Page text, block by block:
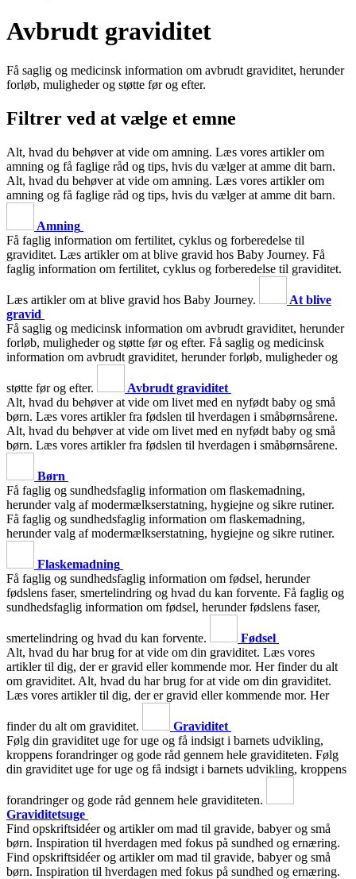
Avbrudt graviditet
Få saglig og medicinsk information om avbrudt graviditet, herunder
forløb, muligheder og støtte før og efter.
Filtrer ved at vælge et emne
Alt, hvad du behøver at vide om amning. Læs vores artikler om
amning og få faglige råd og tips, hvis du vælger at amme dit barn.
Alt, hvad du behøver at vide om amning. Læs vores artikler om
amning og få faglige råd og tips, hvis du vælger at amme dit barn.
Amning
Få faglig information om fertilitet, cyklus og forberedelse til
graviditet. Læs artikler om at blive gravid hos Baby Journey. Få
faglig information om fertilitet, cyklus og forberedelse til graviditet.
Læs artikler om at blive gravid hos Baby Journey.
At blive
gravid
Få saglig og medicinsk information om avbrudt graviditet, herunder
forløb, muligheder og støtte før og efter. Få saglig og medicinsk
information om avbrudt graviditet, herunder forløb, muligheder og
støtte før og efter.
Avbrudt graviditet
Alt, hvad du behøver at vide om livet med en nyfødt baby og små
børn. Læs vores artikler fra fødslen til hverdagen i småbørnsårene.
Alt, hvad du behøver at vide om livet med en nyfødt baby og små
børn. Læs vores artikler fra fødslen til hverdagen i småbørnsårene.
Børn
Få faglig og sundhedsfaglig information om flaskemadning,
herunder valg af modermælkserstatning, hygiejne og sikre rutiner.
Få faglig og sundhedsfaglig information om flaskemadning,
herunder valg af modermælkserstatning, hygiejne og sikre rutiner.
Flaskemadning
Få faglig og sundhedsfaglig information om fødsel, herunder
fødslens faser, smertelindring og hvad du kan forvente. Få faglig og
sundhedsfaglig information om fødsel, herunder fødslens faser,
smertelindring og hvad du kan forvente.
Fødsel
Alt, hvad du har brug for at vide om din graviditet. Læs vores
artikler til dig, der er gravid eller kommende mor. Her finder du alt
om graviditet. Alt, hvad du har brug for at vide om din graviditet.
Læs vores artikler til dig, der er gravid eller kommende mor. Her
finder du alt om graviditet.
Graviditet
Følg din graviditet uge for uge og få indsigt i barnets udvikling,
kroppens forandringer og gode råd gennem hele graviditeten. Følg
din graviditet uge for uge og få indsigt i barnets udvikling, kroppens
forandringer og gode råd gennem hele graviditeten.
Graviditetsuge
Find opskriftsidéer og artikler om mad til gravide, babyer og små
børn. Inspiration til hverdagen med fokus på sundhed og ernæring.
Find opskriftsidéer og artikler om mad til gravide, babyer og små
børn. Inspiration til hverdagen med fokus på sundhed og ernæring.